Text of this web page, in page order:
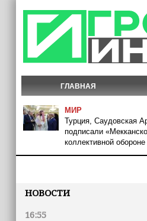
ГЛАВНАЯ
МИР
Турция, Саудовская
подписали
коллективной обороне
НОВОСТИ
16:55